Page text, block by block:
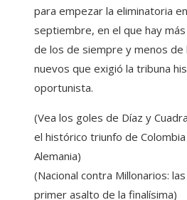
para empezar la eliminatoria en
septiembre, en el que hay
de los de siempre y menos de
nuevos que exigió la tribuna
oportunista.
(Vea los goles de Díaz y
el histórico triunfo de
Alemania)
(Nacional contra Millonarios:
primer asalto de la finalísima)